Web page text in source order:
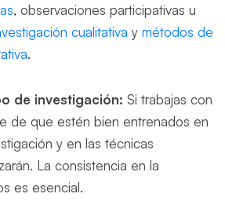
, observaciones participativas u
cualitativa y métodos de
.
de investigación: Si trabajas con
de que estén bien entrenados en
y en las técnicas
La consistencia en la
es esencial.